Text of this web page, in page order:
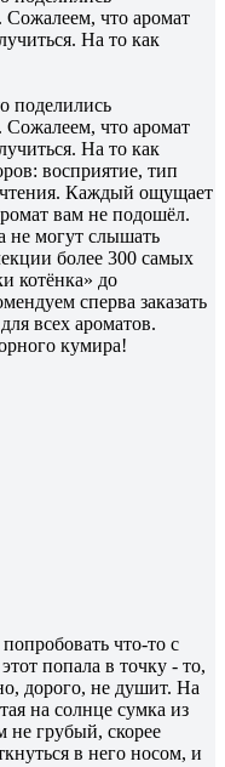
что аромат
На то как
поделились
что аромат
На то как
восприятие, тип
Каждый ощущает
вам не подошёл.
не могут слышать
более 300 самых
котёнка» до
сперва заказать
всех ароматов.
кумира!
что-то с
попала в точку - то,
дорого, не душит. На
на солнце сумка из
не грубый, скорее
в него носом, и